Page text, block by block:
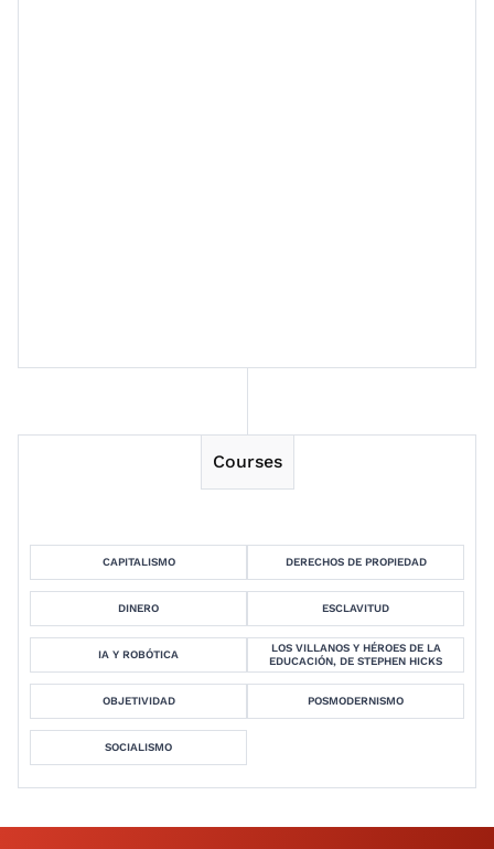
Courses
CAPITALISMO DERECHOS DE PROPIEDAD
DINERO ESCLAVITUD
IA Y ROBÓTICA
LOS VILLANOS Y HÉROES DE LA
EDUCACIÓN, DE STEPHEN HICKS
OBJETIVIDAD POSMODERNISMO
SOCIALISMO